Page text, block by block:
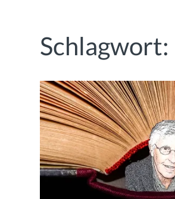
Zeitgenossenschaft
Schlagwort: